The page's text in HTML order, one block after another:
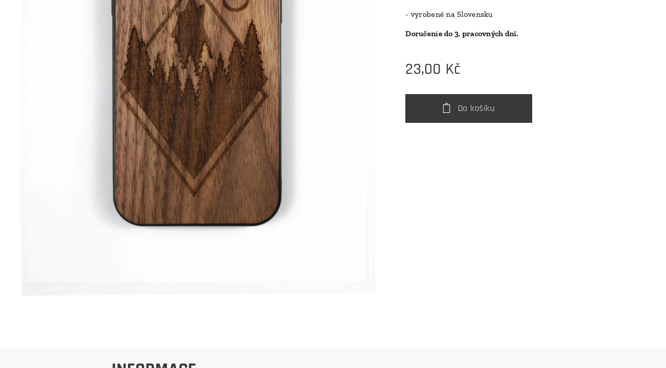
- vyrobené na Slovensku
Doručenie do 3. pracovných dní.
23,00 Kč
Do košíku